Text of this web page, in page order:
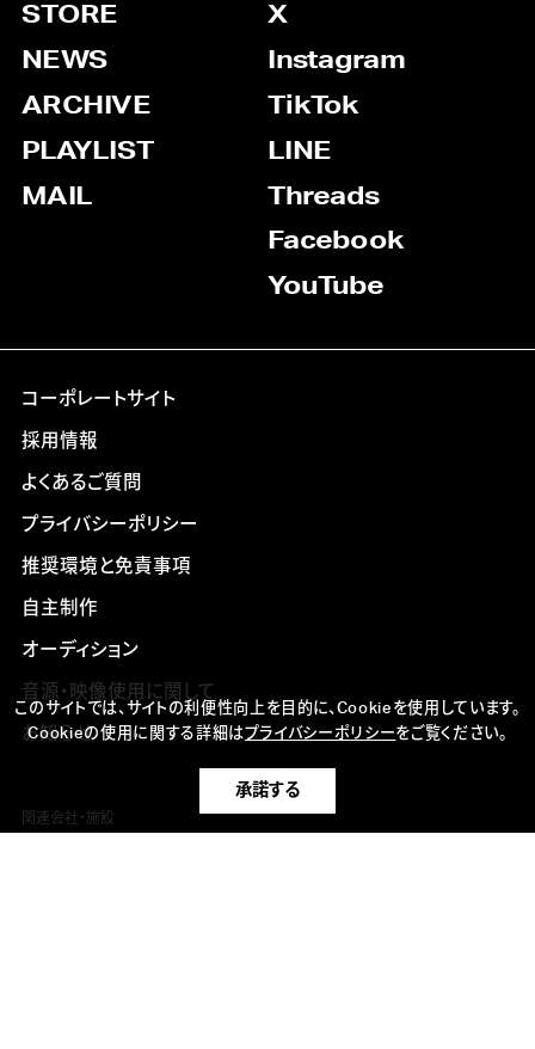
STORE
NEWS
ARCHIVE
PLAYLIST
MAIL
X
Instagram
TikTok
LINE
Threads
Facebook
YouTube
コーポレートサイト
採用情報
よくあるご質問
プライバシーポリシー
推奨環境と免責事項
自主制作
オーディション
音源・映像使用に関して
お知らせ
関連会社・施設
このサイトでは、サイトの利便性向上を目的に、Cookieを使用しています。
Cookieの使用に関する詳細はプライバシーポリシーをご覧ください。
承諾する